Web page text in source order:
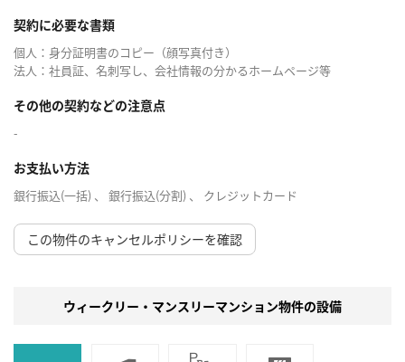
契約に必要な書類
個人：身分証明書のコピー（顔写真付き）
法人：社員証、名刺写し、会社情報の分かるホームページ等
その他の契約などの注意点
-
お支払い方法
銀行振込(一括) 、 銀行振込(分割) 、 クレジットカード
この物件のキャンセルポリシーを確認
ウィークリー・マンスリーマンション物件の設備